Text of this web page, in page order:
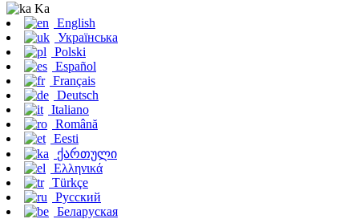
Ka
English
Українська
Polski
Español
Français
Deutsch
Italiano
Română
Eesti
ქართული
Ελληνικά
Türkçe
Русский
Беларуская